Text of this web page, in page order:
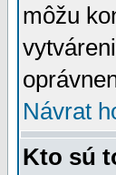
môžu
Návrat
Kto sú